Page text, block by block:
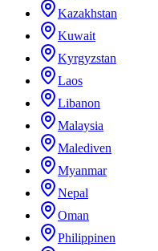
Kazakhstan
Kuwait
Kyrgyzstan
Laos
Libanon
Malaysia
Malediven
Myanmar
Nepal
Oman
Philippinen